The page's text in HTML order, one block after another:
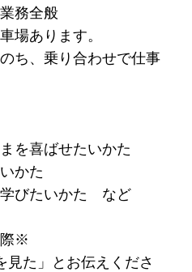
務全般
場あります。
ち、乗り合わせで仕事
を喜ばせたいかた
かた
学びたいかた など
際※
見た」とお伝えくださ